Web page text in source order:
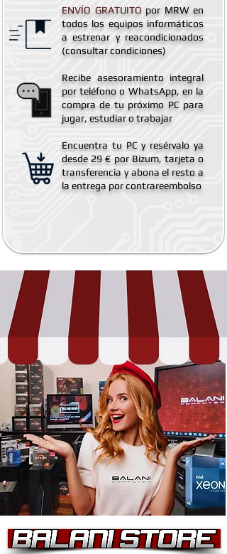
ENVÍO GRATUITOpor MRW en
todos los equipos informáticos
a estrenar y reacondicionados
(consultar condiciones)
Recibe asesoramiento integral
por teléfono o WhatsApp, en la
compra de tu próximo PC para
jugar, estudiar o trabajar
Encuentra tu PC y resérvalo ya
desde 29 € por Bizum, tarjeta o
transferencia y abona el resto a
la entrega por contrareembolso